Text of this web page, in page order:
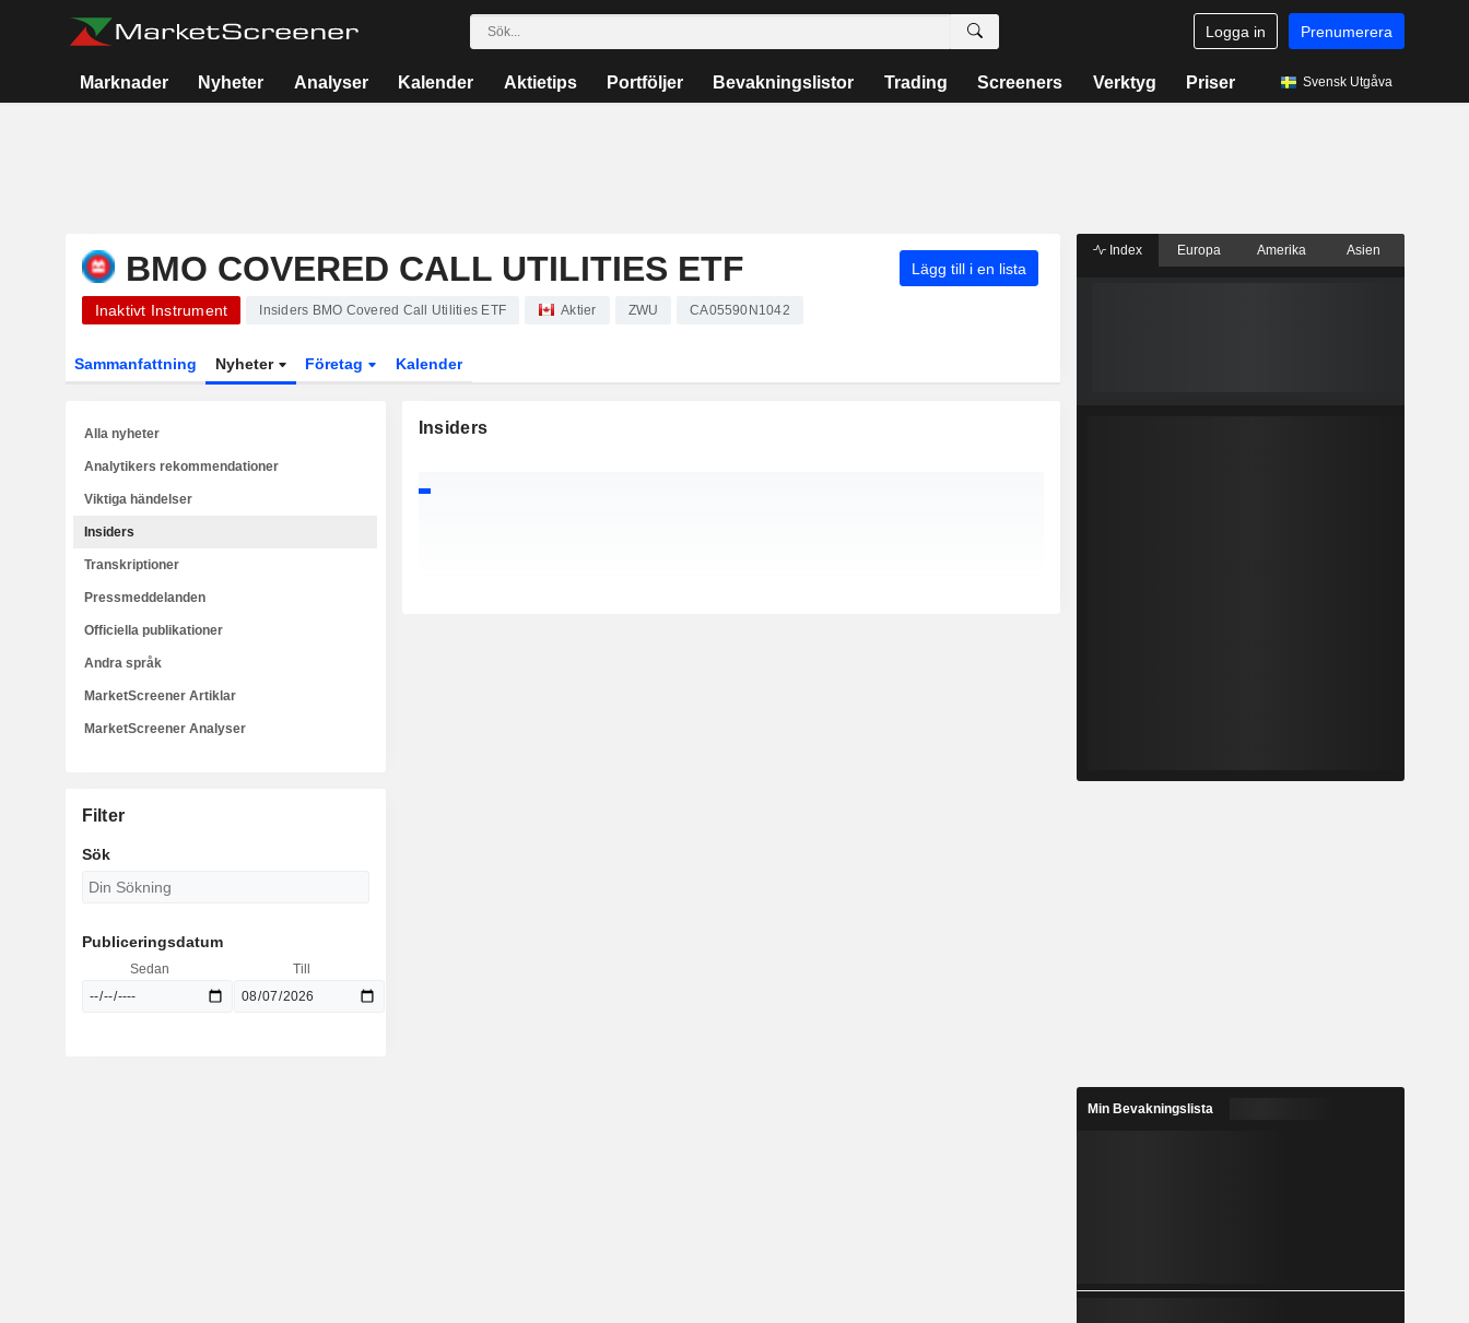
Logga in Prenumerera
Marknader Nyheter Analyser Kalender Aktietips Portföljer Bevakningslistor Trading Screeners Verktyg Priser Svensk Utgåva
BMO COVERED CALL UTILITIES ETF Lägg till i en lista
Inaktivt Instrument Insiders BMO Covered Call Utilities ETF Aktier ZWU CA05590N1042
Sammanfattning Nyheter Företag Kalender
Insiders
Alla nyheter
Analytikers rekommendationer
Viktiga händelser
Insiders
Transkriptioner
Pressmeddelanden
Officiella publikationer
Andra språk
MarketScreener Artiklar
MarketScreener Analyser
Filter
Sök
Publiceringsdatum
Sedan Till
Index Europa Amerika Asien
Min Bevakningslista